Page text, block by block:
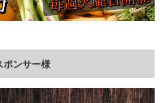
ポンサー様